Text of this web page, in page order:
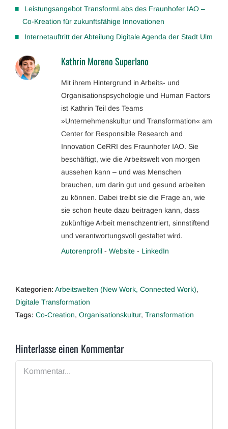
Leistungsangebot TransformLabs des Fraunhofer IAO –
Co-Kreation für zukunftsfähige Innovationen
Internetauftritt der Abteilung Digitale Agenda der Stadt Ulm
Kathrin Moreno Superlano
Mit ihrem Hintergrund in Arbeits- und
Organisationspsychologie und Human Factors
ist Kathrin Teil des Teams
»Unternehmenskultur und Transformation« am
Center for Responsible Research and
Innovation CeRRI des Fraunhofer IAO. Sie
beschäftigt, wie die Arbeitswelt von morgen
aussehen kann – und was Menschen
brauchen, um darin gut und gesund arbeiten
zu können. Dabei treibt sie die Frage an, wie
sie schon heute dazu beitragen kann, dass
zukünftige Arbeit menschzentriert, sinnstiftend
und verantwortungsvoll gestaltet wird.
Autorenprofil - Website - LinkedIn
Kategorien: Arbeitswelten (New Work, Connected Work),
Digitale Transformation
Tags: Co-Creation, Organisationskultur, Transformation
Hinterlasse einen Kommentar